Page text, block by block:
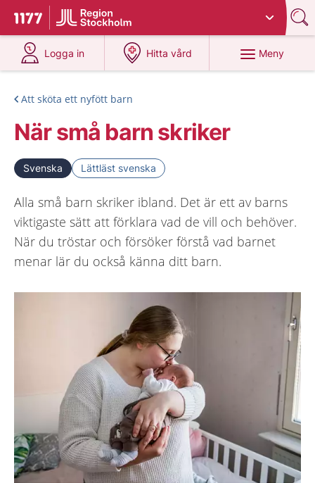
Till startsidan för 1177
Du har valt region
Logga in
på 1177.se
Hitta vård
på 1177.se
Meny
Att sköta ett nyfött barn
När små barn skriker
Svenska Lättläst svenska
Alla små barn skriker ibland. Det är ett av barns
viktigaste sätt att förklara vad de vill och behöver.
När du tröstar och försöker förstå vad barnet
menar lär du också känna ditt barn.